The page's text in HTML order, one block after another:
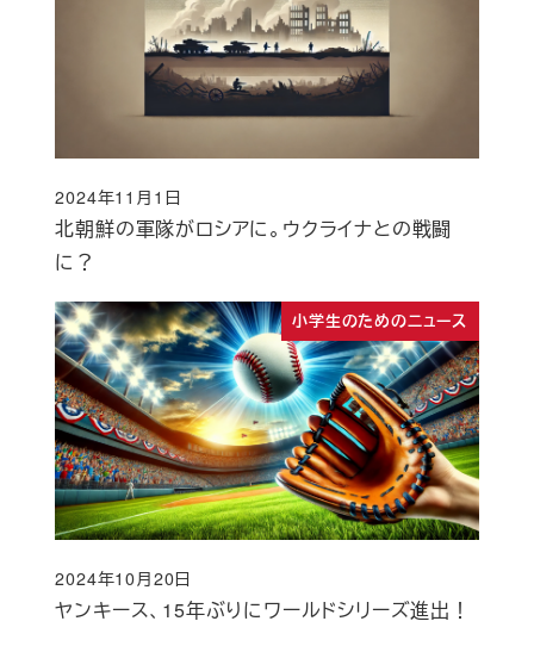
北朝鮮の軍隊がロシアに。ウクライナとの戦闘
に？
投稿日
2024年11月1日
小学生のためのニュース
ヤンキース、15年ぶりにワールドシリーズ進出！
投稿日
2024年10月20日